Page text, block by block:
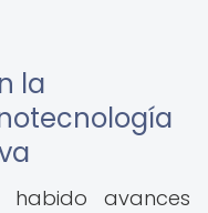
la
avances